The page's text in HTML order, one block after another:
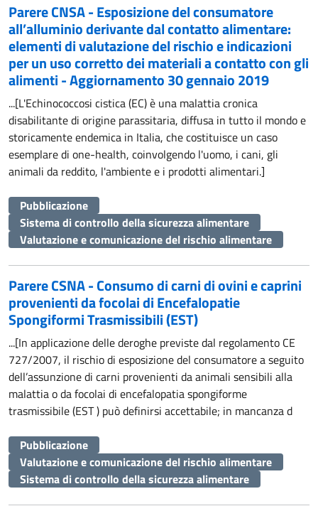
Parere CNSA - Esposizione del consumatore
all’alluminio derivante dal contatto alimentare:
elementi di valutazione del rischio e indicazioni
per un uso corretto dei materiali a contatto con gli
alimenti - Aggiornamento 30 gennaio 2019
...[L'Echinococcosi cistica (EC) è una malattia cronica
disabilitante di origine parassitaria, diffusa in tutto il mondo e
storicamente endemica in Italia, che costituisce un caso
esemplare di one-health, coinvolgendo l'uomo, i cani, gli
animali da reddito, l'ambiente e i prodotti alimentari.]
Pubblicazione
Sistema di controllo della sicurezza alimentare
Valutazione e comunicazione del rischio alimentare
Parere CSNA - Consumo di carni di ovini e caprini
provenienti da focolai di Encefalopatie
Spongiformi Trasmissibili (EST)
...[In applicazione delle deroghe previste dal regolamento CE
727/2007, il rischio di esposizione del consumatore a seguito
dell’assunzione di carni provenienti da animali sensibili alla
malattia o da focolai di encefalopatia spongiforme
trasmissibile (EST ) può definirsi accettabile; in mancanza d
Pubblicazione
Valutazione e comunicazione del rischio alimentare
Sistema di controllo della sicurezza alimentare